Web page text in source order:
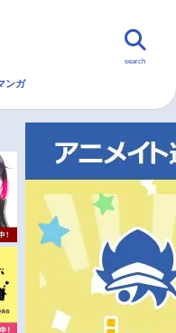
無料マンガ
search
ンガ